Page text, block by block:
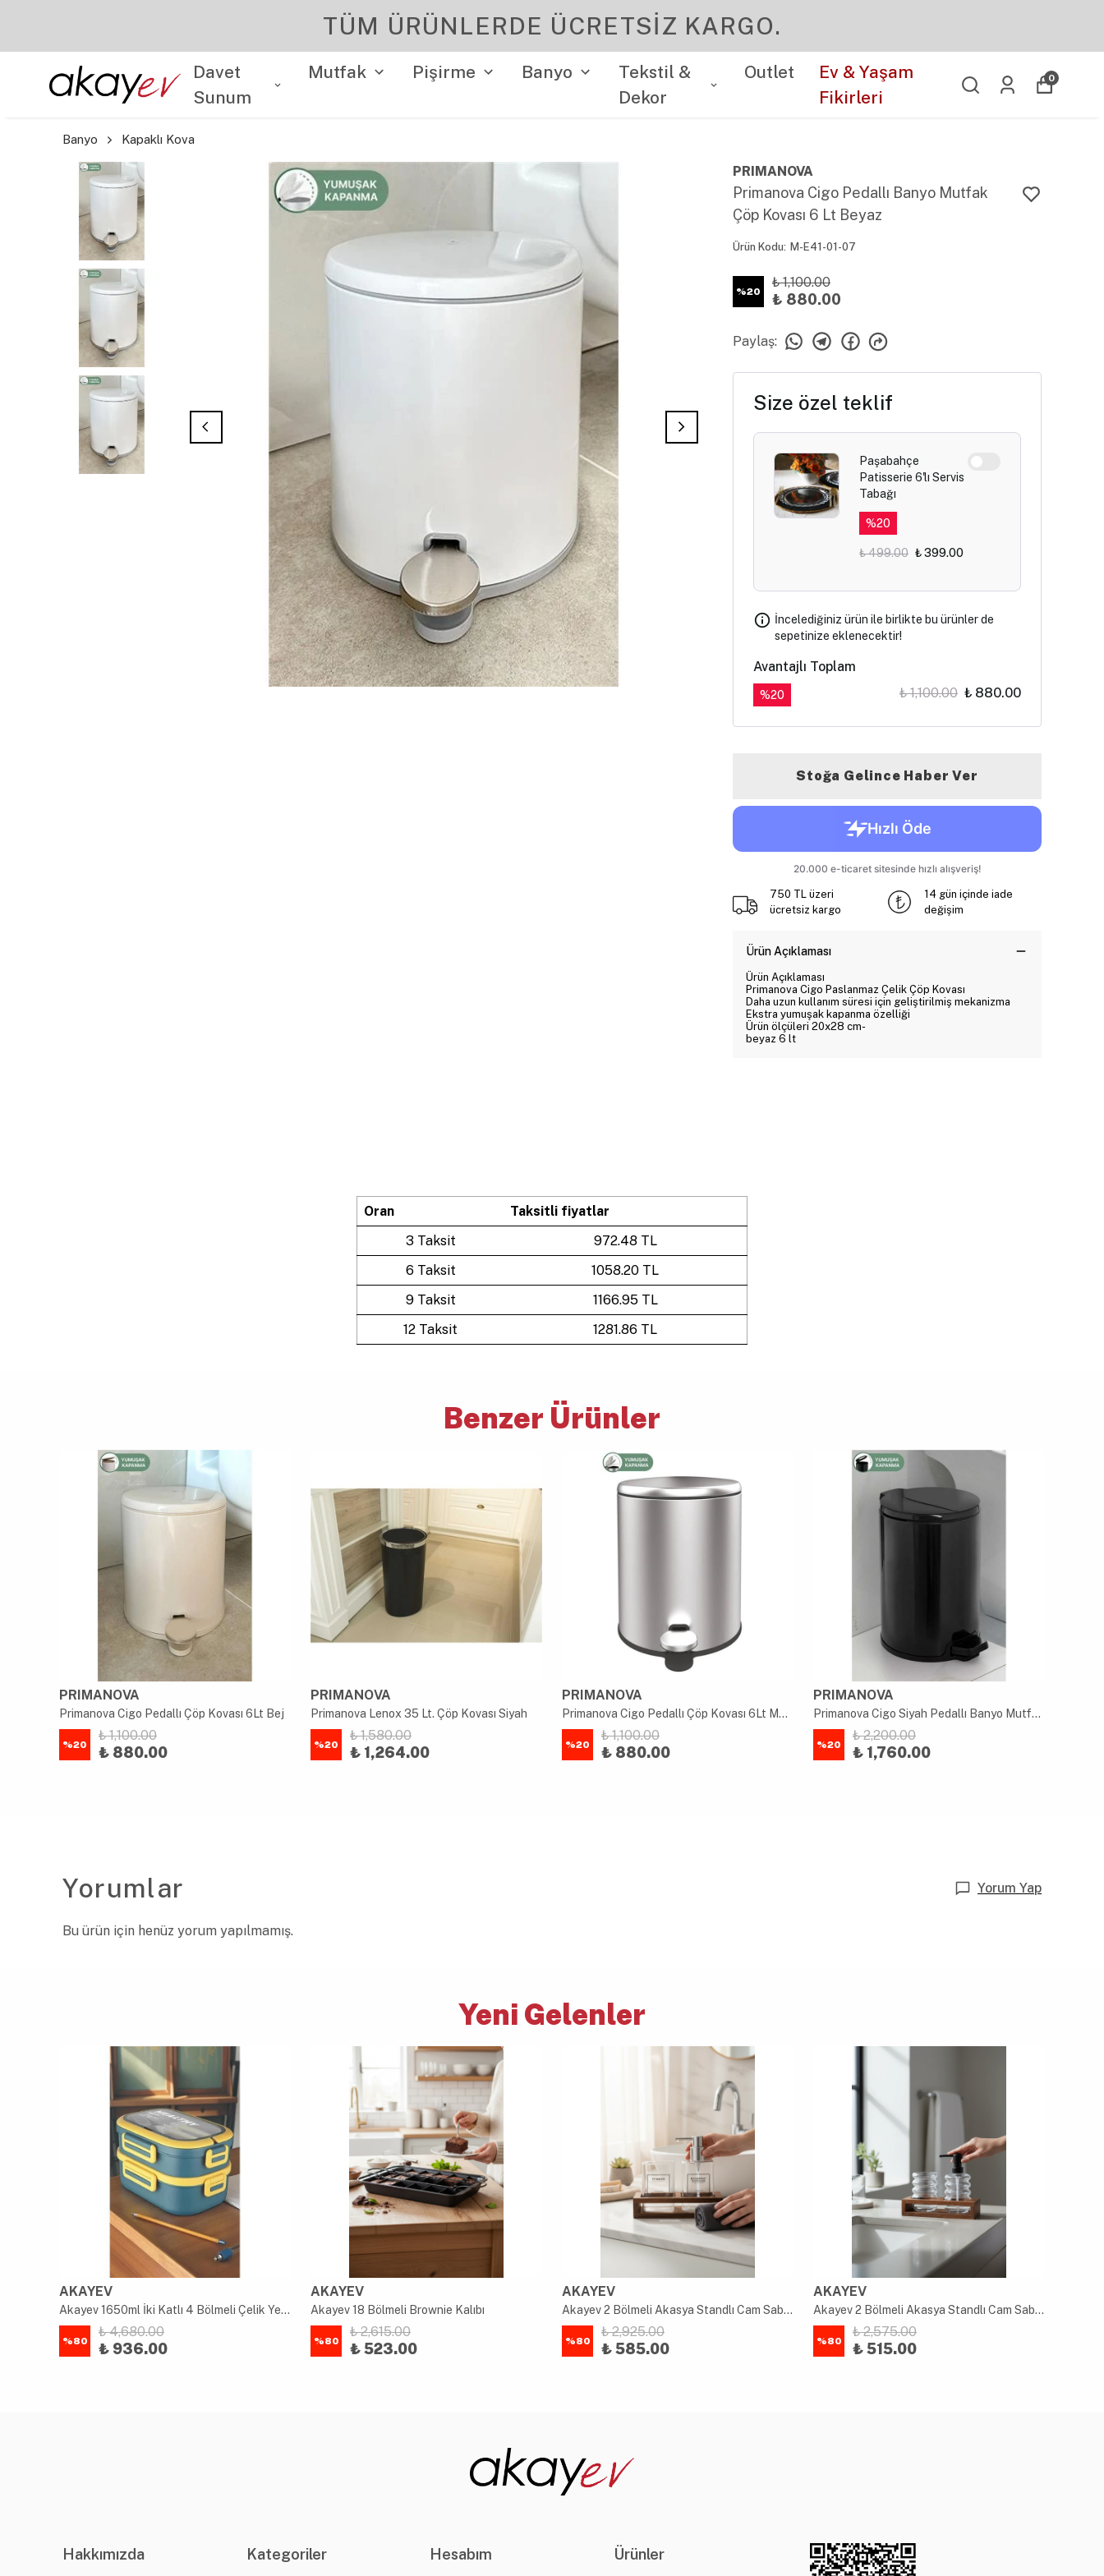
YENI SEZON ÜRÜNLER
Davet
Sunum
Mutfak Pişirme Banyo
Tekstil &
Dekor
Outlet
Ev & Yaşam
Fikirleri
0
Banyo Kapaklı Kova
PRIMANOVA
Primanova Cigo Pedallı Banyo Mutfak
Çöp Kovası 6 Lt Beyaz
Ürün Kodu: M-E41-01-07
%20
₺ 1,100.00
₺ 880.00
Paylaş:
Size özel teklif
Paşabahçe
Patisserie 6'lı Servis
Tabağı
%20
₺ 499.00 ₺ 399.00
İncelediğiniz ürün ile birlikte bu ürünler de
sepetinize eklenecektir!
Avantajlı Toplam
%20 ₺ 1,100.00 ₺ 880.00
Stoğa Gelince Haber Ver
750 TL üzeri
ücretsiz kargo
14 gün içinde iade
değişim
Ürün Açıklaması
Ürün Açıklaması
Primanova Cigo Paslanmaz Çelik Çöp Kovası
Daha uzun kullanım süresi için geliştirilmiş mekanizma
Ekstra yumuşak kapanma özelliği
Ürün ölçüleri 20x28 cm-
beyaz 6 lt
Oran
Taksitli fiyatlar
3 Taksit
972.48 TL
6 Taksit
1058.20 TL
9 Taksit
1166.95 TL
12 Taksit
1281.86 TL
Benzer Ürünler
PRIMANOVA
Primanova Cigo Pedallı Çöp Kovası 6Lt Bej
%20
₺ 1,100.00
₺ 880.00
PRIMANOVA
Primanova Lenox 35 Lt. Çöp Kovası Siyah
%20
₺ 1,580.00
₺ 1,264.00
PRIMANOVA
Primanova Cigo Pedallı Çöp Kovası 6Lt Mat Krom
%20
₺ 1,100.00
₺ 880.00
PRIMANOVA
Primanova Cigo Siyah Pedallı Banyo Mutfak Ofis Çöp Kovası 12 Lt
%20
₺ 2,200.00
₺ 1,760.00
Yorumlar Yorum Yap
Bu ürün için henüz yorum yapılmamış.
Yeni Gelenler
AKAYEV
Akayev 1650ml İki Katlı 4 Bölmeli Çelik Yemek Kabı Mavi
%80
₺ 4,680.00
₺ 936.00
AKAYEV
Akayev 18 Bölmeli Brownie Kalıbı
%80
₺ 2,615.00
₺ 523.00
AKAYEV
Akayev 2 Bölmeli Akasya Standlı Cam Sabunluk ve Diş Fırçalık Seti
%80
₺ 2,925.00
₺ 585.00
AKAYEV
Akayev 2 Bölmeli Akasya Standlı Cam Sabunluk ve Diş Fırçalık Seti
%80
₺ 2,575.00
₺ 515.00
Hakkımızda Kategoriler Hesabım Ürünler